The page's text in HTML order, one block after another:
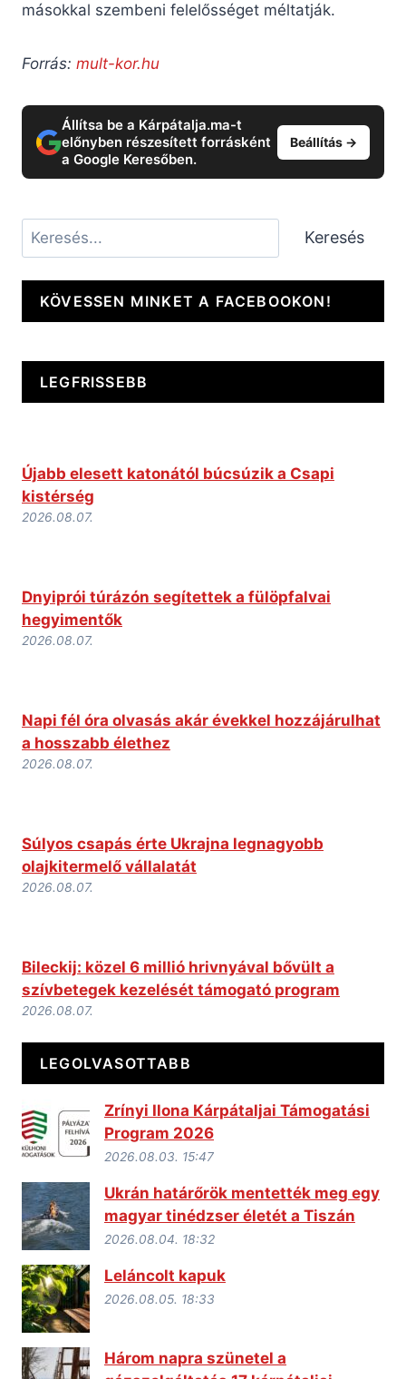
másokkal szembeni felelősséget méltatják.
Forrás: mult-kor.hu
Állítsa be a Kárpátalja.ma-t
előnyben részesített forrásként
a Google Keresőben.
Beállítás →
Keresés Keresés
KÖVESSEN MINKET A FACEBOOKON!
LEGFRISSEBB
Újabb elesett katonától búcsúzik a Csapi
kistérség
2026.08.07.
Dnyiprói túrázón segítettek a fülöpfalvai
hegyimentők
2026.08.07.
Napi fél óra olvasás akár évekkel hozzájárulhat
a hosszabb élethez
2026.08.07.
Súlyos csapás érte Ukrajna legnagyobb
olajkitermelő vállalatát
2026.08.07.
Bileckij: közel 6 millió hrivnyával bővült a
szívbetegek kezelését támogató program
2026.08.07.
LEGOLVASOTTABB
Zrínyi Ilona Kárpátaljai Támogatási
Program 2026
2026.08.03. 15:47
Ukrán határőrök mentették meg egy
magyar tinédzser életét a Tiszán
2026.08.04. 18:32
Leláncolt kapuk
2026.08.05. 18:33
Három napra szünetel a